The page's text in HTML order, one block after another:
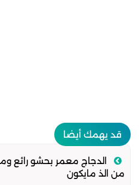
قد يهمك أيضا
الدجاج معمر بحشو رائع
من الذ مايكون